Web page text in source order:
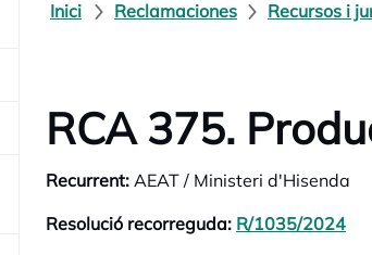
Inici Reclamaciones Recursos i
RCA 375.
Recurrent: AEAT / Ministeri d'Hisenda
Resolució recorreguda: R/1035/2024